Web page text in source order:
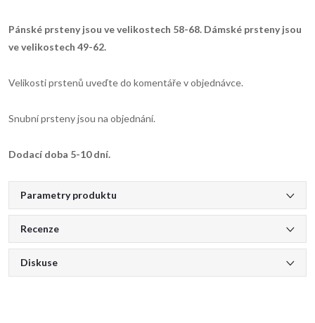
Pánské prsteny jsou ve velikostech 58-68. Dámské prsteny jsou
ve velikostech 49-62.
Velikosti prstenů uveďte do komentáře v objednávce.
Snubní prsteny jsou na objednání.
Dodací doba 5-10 dní.
Parametry produktu
Recenze
Diskuse